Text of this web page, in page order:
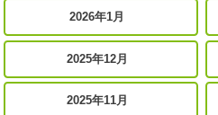
2026年1月
2025年12月
2025年11月